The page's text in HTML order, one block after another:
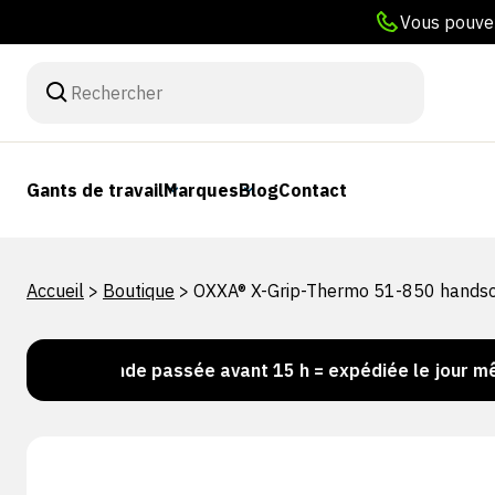
Vous
Gants de travailMarquesBlogContact
Accueil > Boutique > OXXA® X-Grip-Thermo 51-850
passée avant 15 h = expédiée le jour même